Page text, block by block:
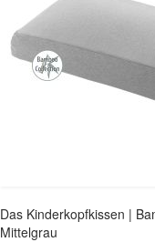
Das Kinderkopfkissen |
Mittelgrau